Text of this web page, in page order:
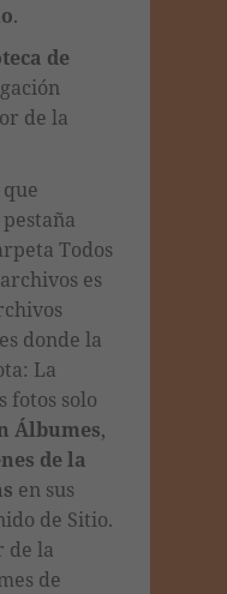
.
de
de la
Todos
es
donde la
La
fotos solo
Álbumes,
de la
en sus
de Sitio.
de la
de